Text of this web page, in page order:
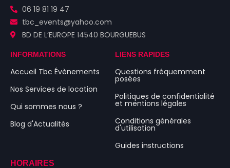
06 19 81 19 47
tbc_events@yahoo.com
BD DE L’EUROPE 14540 BOURGUEBUS
INFORMATIONS
Accueil Tbc Évènements
Nos Services de location
Qui sommes nous ?
Blog d'Actualités
LIENS RAPIDES
Questions fréquemment
posées
Politiques de confidentialité
et mentions légales
Conditions générales
d'utilisation
Guides instructions
HORAIRES